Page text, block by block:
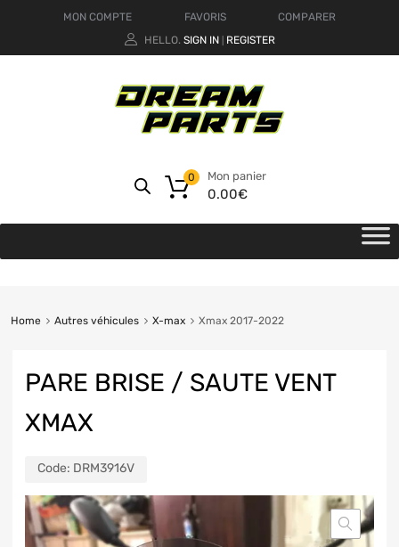
MON COMPTE FAVORIS
COMPARER
HELLO. SIGN IN REGISTER
Mon panier
0.00€
0
Home Autres véhicules X-max Xmax 2017-2022
PARE BRISE / SAUTE VENT
XMAX
Code: DRM3916V